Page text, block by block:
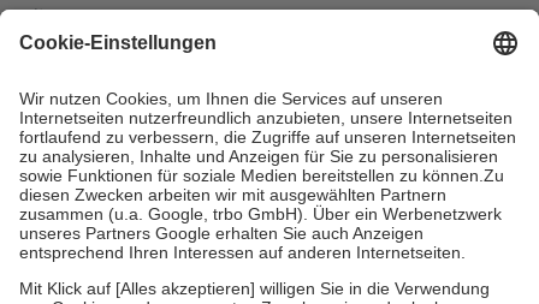
mit.
Grundsätzlich leisten Mitglieder Zuzahlungen in Höhe von zehn
höchstens zehn Euro.
Es sind jedoch nie mehr als die tatsächlichen
Kosten der Leistung zu entrichten.
Diese Regeln gelten grundsätzlich auch für Online-Apotheken.
Bei Heilmitteln und häuslicher Krankenpflege beträgt die
Zuzahlung zehn Prozent der Kosten sowie zehn Euro je
Verordnung.
Um das Engagement der Versicherten für ihre eigene Gesundheit zu
stärken und die besondere Stellung der Familie zu unterstützen,
fallenkeine Zuzahlungenan bei: